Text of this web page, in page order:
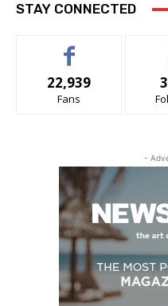
STAY CONNECTED
22,939
Fans
-